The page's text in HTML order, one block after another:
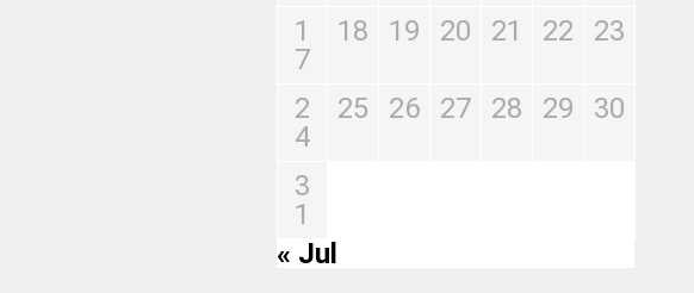
1
7
18 19 20 21 22 23
2
4
25 26 27 28 29 30
3
1
« Jul